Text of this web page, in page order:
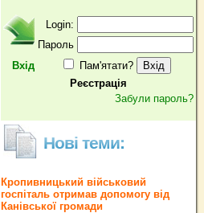
Вхід
Login:
Пароль
Пам'ятати?
Реєстрація
Забули пароль?
Нові теми:
Кропивницький військовий
госпіталь отримав допомогу від
Канівської громади